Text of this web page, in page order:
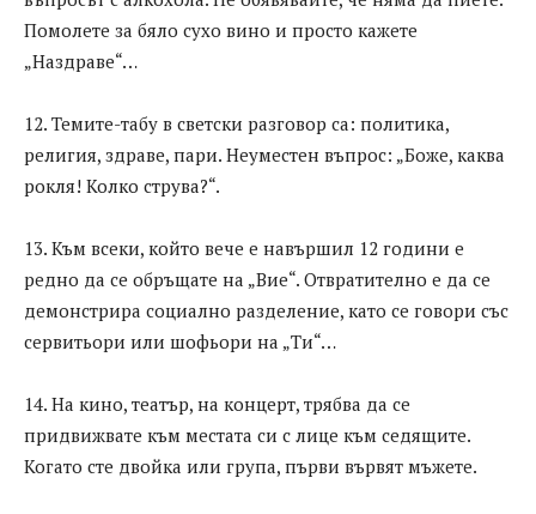
Помолете за бяло сухо вино и просто кажете
„Наздраве“…
12. Темите-табу в светски разговор са: политика,
религия, здраве, пари. Неуместен въпрос: „Боже, каква
рокля! Колко струва?“.
13. Към всеки, който вече е навършил 12 години е
редно да се обръщате на „Вие“. Отвратително е да се
демонстрира социално разделение, като се говори със
сервитьори или шофьори на „Ти“…
14. На кино, театър, на концерт, трябва да се
придвижвате към местата си с лице към седящите.
Когато сте двойка или група, първи вървят мъжете.